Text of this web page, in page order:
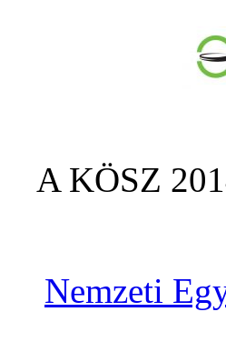
A KÖSZ
Nemzeti